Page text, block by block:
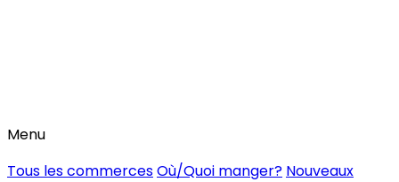
Menu
Tous les commercesOù/Quoi manger? Nouveaux